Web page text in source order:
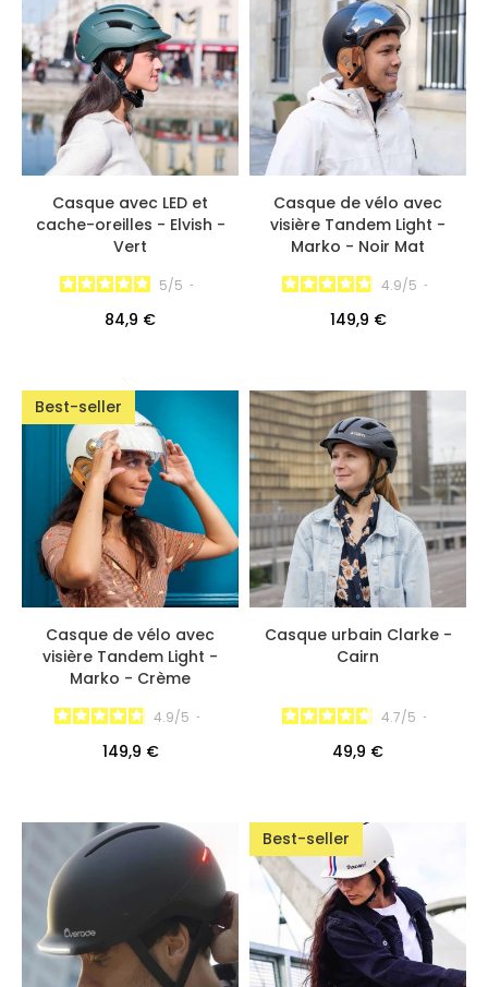
Casque avec LED et
cache-oreilles - Elvish -
Vert
5/5 -
84,9 €
Casque de vélo avec
visière Tandem Light -
Marko - Noir Mat
4.9/5 -
149,9 €
Best-seller
Casque de vélo avec
visière Tandem Light -
Marko - Crème
4.9/5 -
149,9 €
Casque urbain Clarke -
Cairn
4.7/5 -
49,9 €
Best-seller